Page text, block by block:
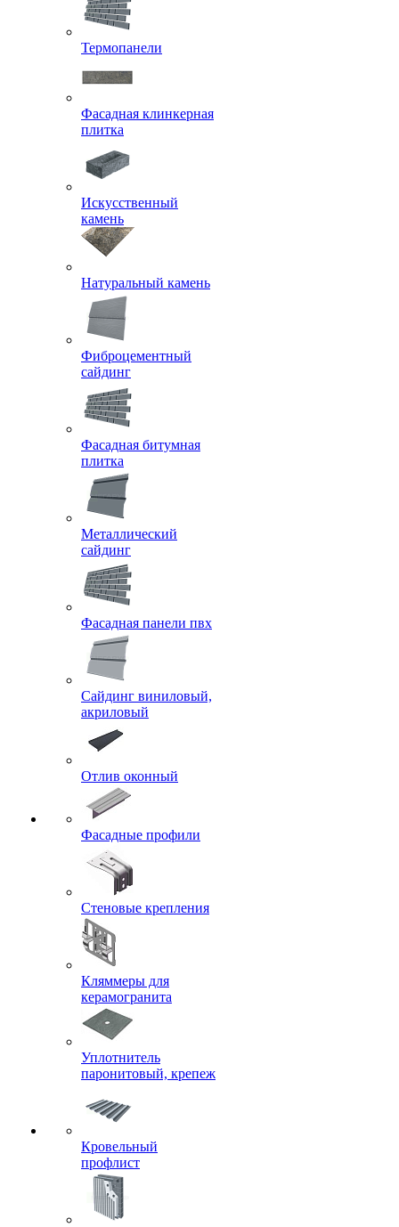
Термопанели
Фасадная клинкерная
плитка
Искусственный
камень
Натуральный камень
Фиброцементный
сайдинг
Фасадная битумная
плитка
Металлический
сайдинг
Фасадная панели пвх
Сайдинг виниловый,
акриловый
Отлив оконный
Фасадные профили
Стеновые крепления
Кляммеры для
керамогранита
Уплотнитель
паронитовый, крепеж
Кровельный
профлист